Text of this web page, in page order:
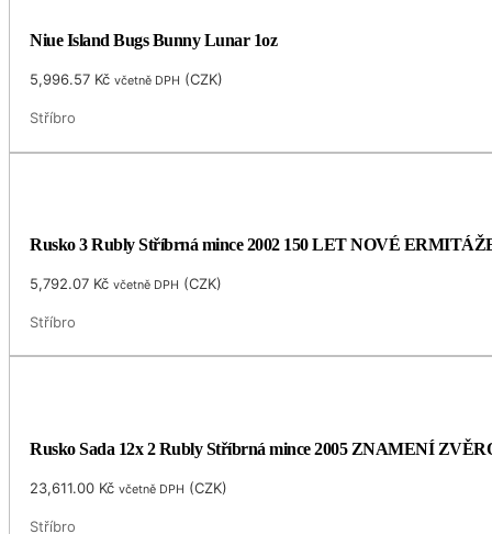
Niue Island Bugs Bunny Lunar 1oz
5,996.57 Kč včetně DPH (CZK)
Stříbro
Rusko 3 Rubly Stříbrná mince 2002 150 LET NOVÉ
5,792.07 Kč včetně DPH (CZK)
Stříbro
Rusko Sada 12x 2 Rubly Stříbrná mince 2005 ZNAMENÍ
23,611.00 Kč včetně DPH (CZK)
Stříbro